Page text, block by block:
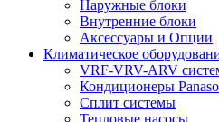
Наружные блоки
Внутренние блоки
Аксессуары и Опции
Климатическое
VRF-VRV-ARV
Кондиционеры
Сплит системы
Тепловые насосы